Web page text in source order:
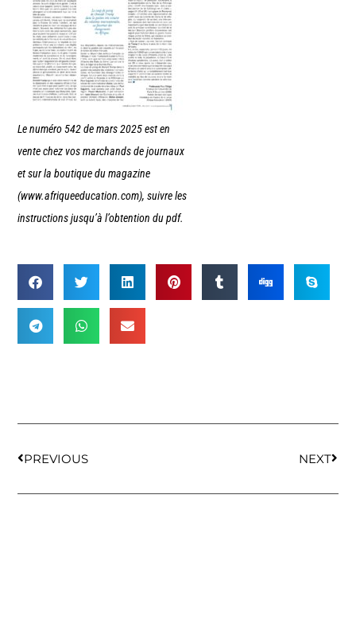
Le numéro 542 de mars 2025 est en
vente chez vos marchands de journaux
et sur la boutique du magazine
(www.afriqueeducation.com), suivre les
instructions jusqu’à l’obtention du pdf.
PREVIOUS NEXT